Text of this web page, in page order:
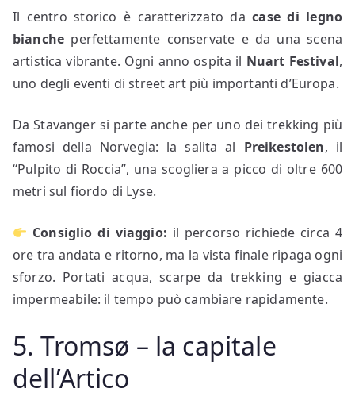
Il centro storico è caratterizzato dacase di legno
bianche perfettamente conservate e da una scena
artistica vibrante. Ogni anno ospita il Nuart Festival,
uno degli eventi di street art più importanti d’Europa.
Da Stavanger si parte anche per uno dei trekking più
famosi della Norvegia: la salita al Preikestolen, il
“Pulpito di Roccia”, una scogliera a picco di oltre 600
metri sul fiordo di Lyse.
Consiglio di viaggio: il percorso richiede circa 4
ore tra andata e ritorno, ma la vista finale ripaga ogni
sforzo. Portati acqua, scarpe da trekking e giacca
impermeabile: il tempo può cambiare rapidamente.
5. Tromsø – la capitale
dell’Artico